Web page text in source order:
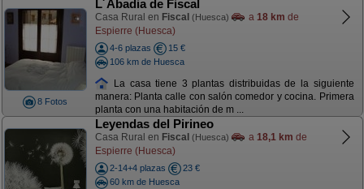
8 Fotos
L´Abadia de Fiscal
Casa Rural en Fiscal (Huesca) a 18 km de
Espierre (Huesca)
4-6 plazas
15 €
106 km de Huesca
La casa tiene 3 plantas distribuidas de la siguiente
manera: Planta calle con salón comedor y cocina. Primera
planta con una habitación de m ...
Leyendas del Pirineo
Casa Rural en Fiscal (Huesca) a 18,1 km de
Espierre (Huesca)
2-14+4 plazas
23 €
60 km de Huesca